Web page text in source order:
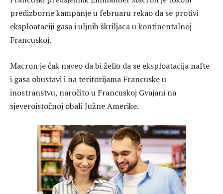
predizborne kampanje u februaru rekao da se protivi
eksploataciji gasa i uljnih škriljaca u kontinentalnoj
Francuskoj.
Macron je čak naveo da bi želio da se eksploatacija nafte
i gasa obustavi i na teritorijama Francuske u
inostranstvu, naročito u Francuskoj Gvajani na
sjeveroistočnoj obali Južne Amerike.